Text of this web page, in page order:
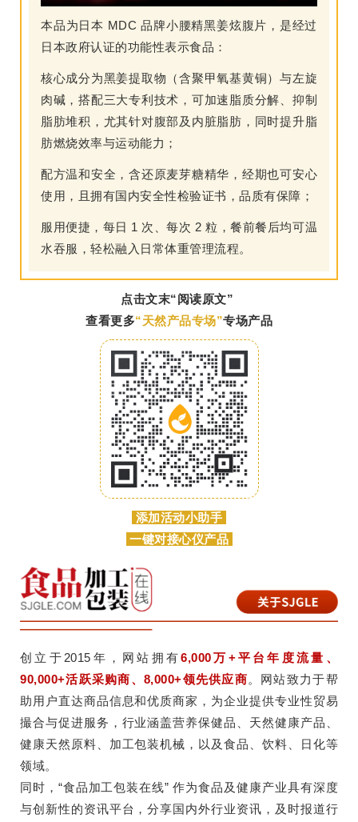
本品为日本 MDC 品牌小腰精黑姜炫腹片，是经过
日本政府认证的功能性表示食品：
核心成分为黑姜提取物（含聚甲氧基黄铜）与左旋
肉碱，搭配三大专利技术，可加速脂质分解、抑制
脂肪堆积，尤其针对腹部及内脏脂肪，同时提升脂
肪燃烧效率与运动能力；
配方温和安全，含还原麦芽糖精华，经期也可安心
使用，且拥有国内安全性检验证书，品质有保障；
服用便捷，每日 1 次、每次 2 粒，餐前餐后均可温
水吞服，轻松融入日常体重管理流程。
点击文末“阅读原文”
查看更多“天然产品专场”专场产品
添加活动小助手
一键对接心仪产品
创立于2015年，网站拥有6,000万+平台年度流量、
90,000+活跃采购商、8,000+领先供应商。网站致力于帮
助用户直达商品信息和优质商家，为企业提供专业性贸易
撮合与促进服务，行业涵盖营养保健品、天然健康产品、
健康天然原料、加工包装机械，以及食品、饮料、日化等
领域。
同时，“食品加工包装在线” 作为食品及健康产业具有深度
与创新性的资讯平台，分享国内外行业资讯，及时报道行